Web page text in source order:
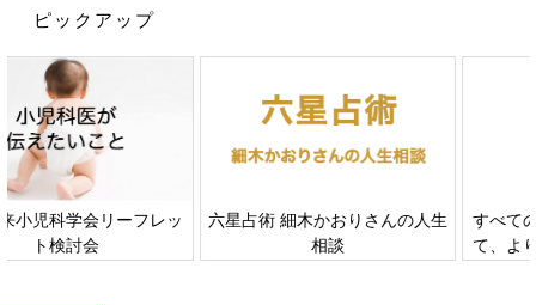
ピックアップ
すべての赤ちゃんや家族にとっ
て、よりよい社会・環境となる
赤ちゃんの肌トラブル、アレル